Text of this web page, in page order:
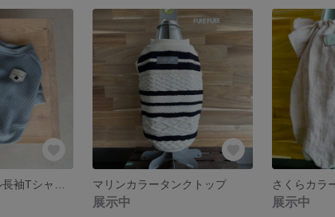
マリンカラータンクトップ
展示中 展示中